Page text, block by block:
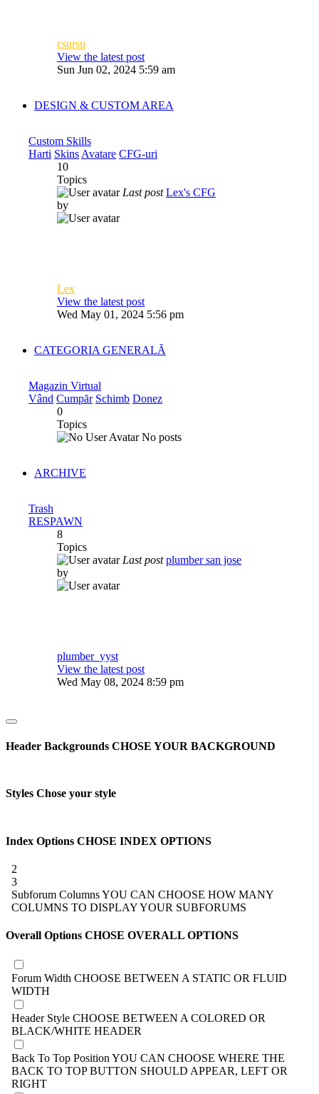
csursu
View the latest post
Sun Jun 02, 2024 5:59 am
DESIGN & CUSTOM AREA
Custom Skills
Harti Skins Avatare CFG-uri
10
Topics
Last post Lex's CFG
by
Lex
View the latest post
Wed May 01, 2024 5:56 pm
CATEGORIA GENERALĂ
Magazin Virtual
Vând Cumpăr Schimb Donez
0
Topics
No posts
ARCHIVE
Trash
RESPAWN
8
Topics
Last post plumber san jose
by
plumber_yyst
View the latest post
Wed May 08, 2024 8:59 pm
Header Backgrounds CHOSE YOUR BACKGROUND
Styles Chose your style
Index Options CHOSE INDEX OPTIONS
2
3
Subforum ColumnsYOU CAN CHOOSE HOW MANY
COLUMNS TO DISPLAY YOUR SUBFORUMS
Overall Options CHOSE OVERALL OPTIONS
Forum Width CHOOSE BETWEEN A STATIC OR FLUID
WIDTH
Header Style CHOOSE BETWEEN A COLORED OR
BLACK/WHITE HEADER
Back To Top Position YOU CAN CHOOSE WHERE THE
BACK TO TOP BUTTON SHOULD APPEAR, LEFT OR
RIGHT